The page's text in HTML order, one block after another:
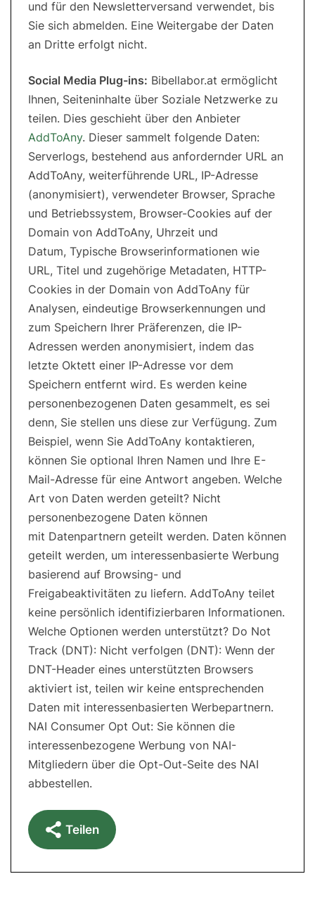
und für den Newsletterversand verwendet, bis
Sie sich abmelden. Eine Weitergabe der Daten
an Dritte erfolgt nicht.
Social Media Plug-ins: Bibellabor.at ermöglicht
Ihnen, Seiteninhalte über Soziale Netzwerke zu
teilen. Dies geschieht über den Anbieter
AddToAny. Dieser sammelt folgende Daten:
Serverlogs, bestehend aus anfordernder URL an
AddToAny, weiterführende URL, IP-Adresse
(anonymisiert), verwendeter Browser, Sprache
und Betriebssystem, Browser-Cookies auf der
Domain von AddToAny, Uhrzeit und
Datum, Typische Browserinformationen wie
URL, Titel und zugehörige Metadaten, HTTP-
Cookies in der Domain von AddToAny für
Analysen, eindeutige Browserkennungen und
zum Speichern Ihrer Präferenzen, die IP-
Adressen werden anonymisiert, indem das
letzte Oktett einer IP-Adresse vor dem
Speichern entfernt wird. Es werden keine
personenbezogenen Daten gesammelt, es sei
denn, Sie stellen uns diese zur Verfügung. Zum
Beispiel, wenn Sie AddToAny kontaktieren,
können Sie optional Ihren Namen und Ihre E-
Mail-Adresse für eine Antwort angeben. Welche
Art von Daten werden geteilt? Nicht
personenbezogene Daten können
mit Datenpartnern geteilt werden. Daten können
geteilt werden, um interessenbasierte Werbung
basierend auf Browsing- und
Freigabeaktivitäten zu liefern. AddToAny teilet
keine persönlich identifizierbaren Informationen.
Welche Optionen werden unterstützt? Do Not
Track (DNT): Nicht verfolgen (DNT): Wenn der
DNT-Header eines unterstützten Browsers
aktiviert ist, teilen wir keine entsprechenden
Daten mit interessenbasierten Werbepartnern.
NAI Consumer Opt Out: Sie können die
interessenbezogene Werbung von NAI-
Mitgliedern über die Opt-Out-Seite des NAI
abbestellen.
Teilen